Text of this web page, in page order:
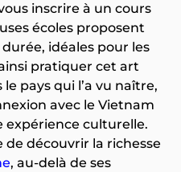
inscrire à un cours
écoles proposent
idéales pour les
pratiquer cet art
pays qui l’a vu naître,
avec le Vietnam
culturelle.
de découvrir la richesse
, au-delà de ses